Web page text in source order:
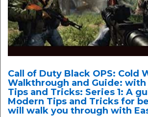
Call of Duty Black OPS: Cold
Walkthrough and Guide:
Tips and Tricks: Series 1: A
Modern Tips and Tricks for
will walk you through with